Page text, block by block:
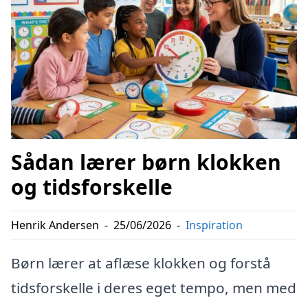
Sådan lærer børn klokken
og tidsforskelle
Henrik Andersen - 25/06/2026 - Inspiration
Børn lærer at aflæse klokken og forstå
tidsforskelle i deres eget tempo, men med